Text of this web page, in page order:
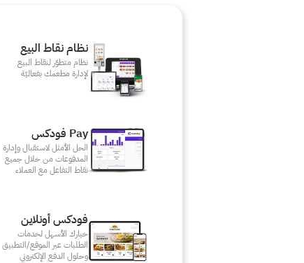
نظام نقاط البيع
نظام متطوّر لنقاط البيع
لإدارة مطعمك بفعاليّة
Pay فودكس
الحل الأمثل لاستقبال وإدارة
المدفوعات من خلال جميع
نقاط التفاعل مع العملاء
فودكس أونلاين
خيارك الأسهل لخدمات
الطلبات عبر الموقع/التطبيق
وحلول الدفع الإلكتروني